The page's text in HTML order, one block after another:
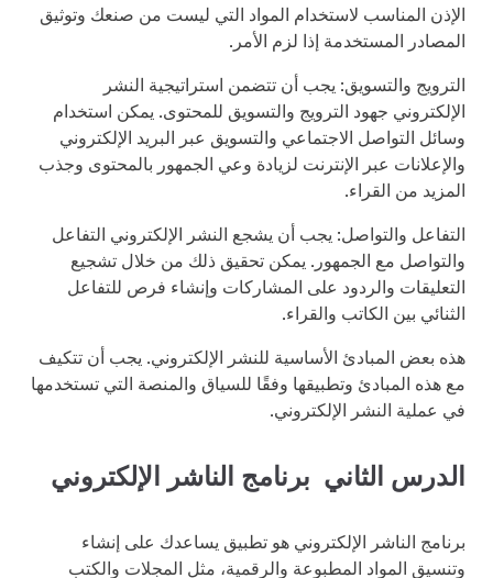
الإذن المناسب لاستخدام المواد التي ليست من صنعك وتوثيق
المصادر المستخدمة إذا لزم الأمر.
الترويج والتسويق: يجب أن تتضمن استراتيجية النشر
الإلكتروني جهود الترويج والتسويق للمحتوى. يمكن استخدام
وسائل التواصل الاجتماعي والتسويق عبر البريد الإلكتروني
والإعلانات عبر الإنترنت لزيادة وعي الجمهور بالمحتوى وجذب
المزيد من القراء.
التفاعل والتواصل: يجب أن يشجع النشر الإلكتروني التفاعل
والتواصل مع الجمهور. يمكن تحقيق ذلك من خلال تشجيع
التعليقات والردود على المشاركات وإنشاء فرص للتفاعل
الثنائي بين الكاتب والقراء.
هذه بعض المبادئ الأساسية للنشر الإلكتروني. يجب أن تتكيف
مع هذه المبادئ وتطبيقها وفقًا للسياق والمنصة التي تستخدمها
في عملية النشر الإلكتروني.
الدرس الثاني برنامج الناشر الإلكتروني
برنامج الناشر الإلكتروني هو تطبيق يساعدك على إنشاء
وتنسيق المواد المطبوعة والرقمية، مثل المجلات والكتب